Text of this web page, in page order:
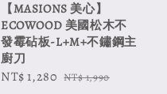
【MASIONS 美心】
ECOWOOD 美國松木不
發霉砧板-L+M+不鏽鋼主
廚刀
Sale
NT$ 1,280 Regular
NT$ 1,990